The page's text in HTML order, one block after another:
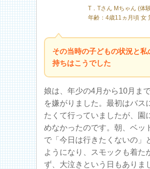
T．Tさん Mちゃん (体
年齢：4歳11ヵ月頃 女
その当時の子どもの状況と私
持ちはこうでした
娘は、年少の4月から10月ま
を嫌がりました。最初はバス
たくて行っていましたが、園
めなかったのです。朝、ベッ
で「今日は行きたくないの」
ようになり、スモックも着た
ず、大泣きという日もありま